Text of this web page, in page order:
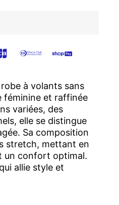
à volants sans
féminine et raffinée
variées, des
elle se distingue
Sa composition
stretch, mettant en
un confort optimal.
allie style et